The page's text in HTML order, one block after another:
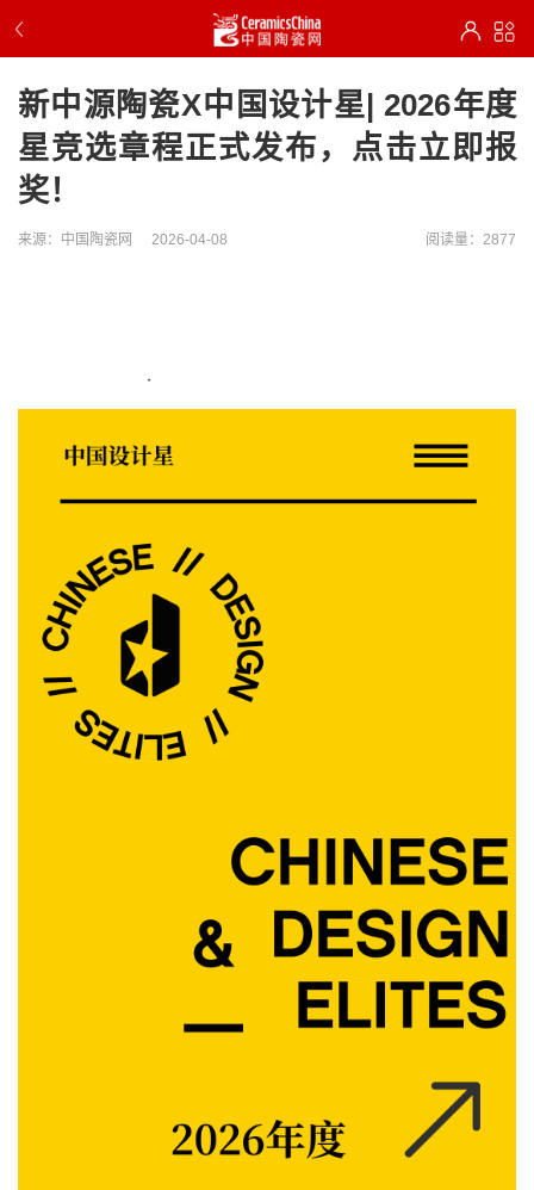
新中源陶瓷X中国设计星| 2026年度
星竞选章程正式发布，点击立即报
奖！
来源：中国陶瓷网 2026-04-08 阅读量：2877